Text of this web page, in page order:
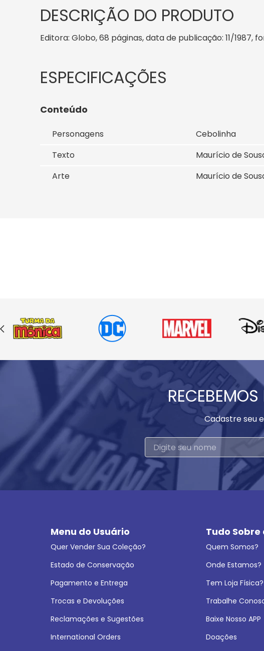
DESCRIÇÃO DO PRODUTO
Editora: Globo, 68 páginas, data de publicação: 11/1987,
Conteúdo
Personagens
Cebolinha
Texto
Maurício de
Arte
Maurício de
Cadastre seu
Menu do Usuário
Quer Vender Sua Coleção?
Estado de Conservação
Pagamento e Entrega
Trocas e Devoluções
Reclamações e Sugestões
International Orders
Tudo Sobre
Quem Somos?
Onde Estamos?
Tem Loja Física?
Trabalhe
Baixe Nosso APP
Doações